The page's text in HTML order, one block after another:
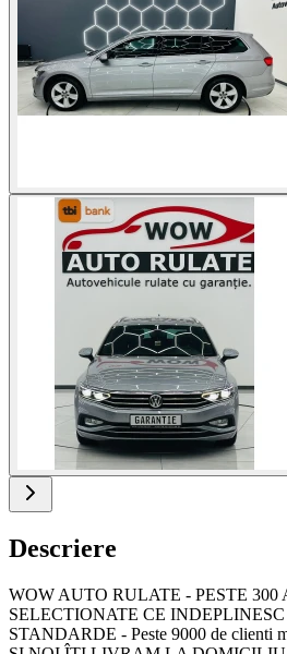
Descriere
WOW AUTO RULATE - PESTE
SELECTIONATE CE
STANDARDE - Peste 9000 de clienti